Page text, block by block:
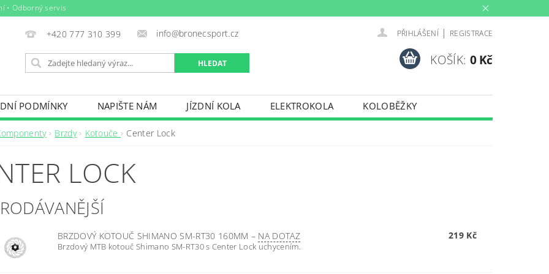
• Odborný servis
+420 777 310 399 info@bronecsport.cz PŘIHLÁŠENÍ | REGISTRACE
KOŠÍK: 0 Kč
PODMÍNKY NAPIŠTE NÁM JÍZDNÍ KOLA ELEKTROKOLA
KOLOBĚŽKY
DOPLŇKY TRETRY OBLEČENÍ
BAZÉNY VÝPRODEJ
Brzdy Kotouče Center Lock
LOCK
BRZDOVÝ KOTOUČ SHIMANO SM-RT30 160MM – NA DOTAZ
Brzdový MTB kotouč Shimano SM-RT30 s Center Lock uchycením.
219 Kč